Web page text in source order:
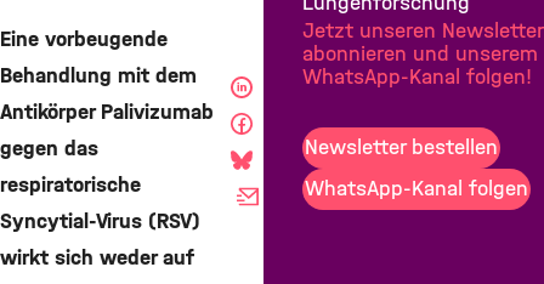
Eine vorbeugende
Behandlung mit dem
Antikörper Palivizumab
gegen das
respiratorische
Syncytial-Virus (RSV)
wirkt sich weder auf
Teilen
Teilen
Teilen
Mail
Jetzt unseren Newsletter
abonnieren und unserem
WhatsApp-Kanal folgen!
Newsletter bestellen
WhatsApp-Kanal folgen